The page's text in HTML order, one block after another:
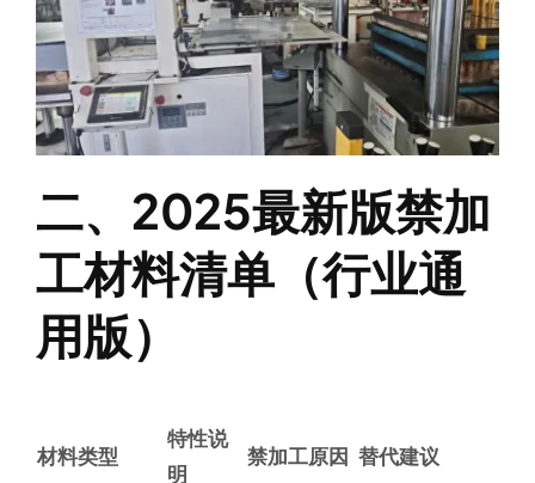
二、2025最新版禁加
工材料清单（行业通
用版）
材料类型
特性说
明
禁加工原因 替代建议